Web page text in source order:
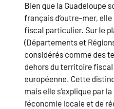
Bien que la Guadeloupe
français d’outre-mer,
fiscal particulier. Sur le
(Départements et
considérés comme des
dehors du territoire fiscal
européenne. Cette
mais elle s’explique par
l’économie locale et de